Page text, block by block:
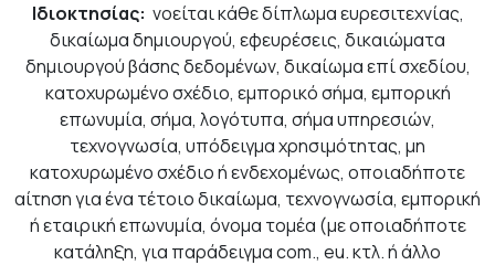
Ιδιοκτησίας: νοείται κάθε δίπλωμα ευρεσιτεχνίας,
δικαίωμα δημιουργού, εφευρέσεις, δικαιώματα
δημιουργού βάσης δεδομένων, δικαίωμα επί σχεδίου,
κατοχυρωμένο σχέδιο, εμπορικό σήμα, εμπορική
επωνυμία, σήμα, λογότυπα, σήμα υπηρεσιών,
τεχνογνωσία, υπόδειγμα χρησιμότητας, μη
κατοχυρωμένο σχέδιο ή ενδεχομένως, οποιαδήποτε
αίτηση για ένα τέτοιο δικαίωμα, τεχνογνωσία, εμπορική
ή εταιρική επωνυμία, όνομα τομέα (με οποιαδήποτε
κατάληξη, για παράδειγμα com., eu. κτλ. ή άλλο